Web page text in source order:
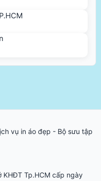
vụ in áo đẹp - Bộ sưu tập
Tp.HCM cấp ngày